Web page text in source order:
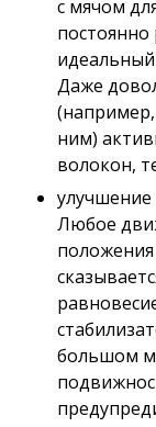
с мячом
постоянно
Даже
ним)
волокон,
улучшение
Любое
большом